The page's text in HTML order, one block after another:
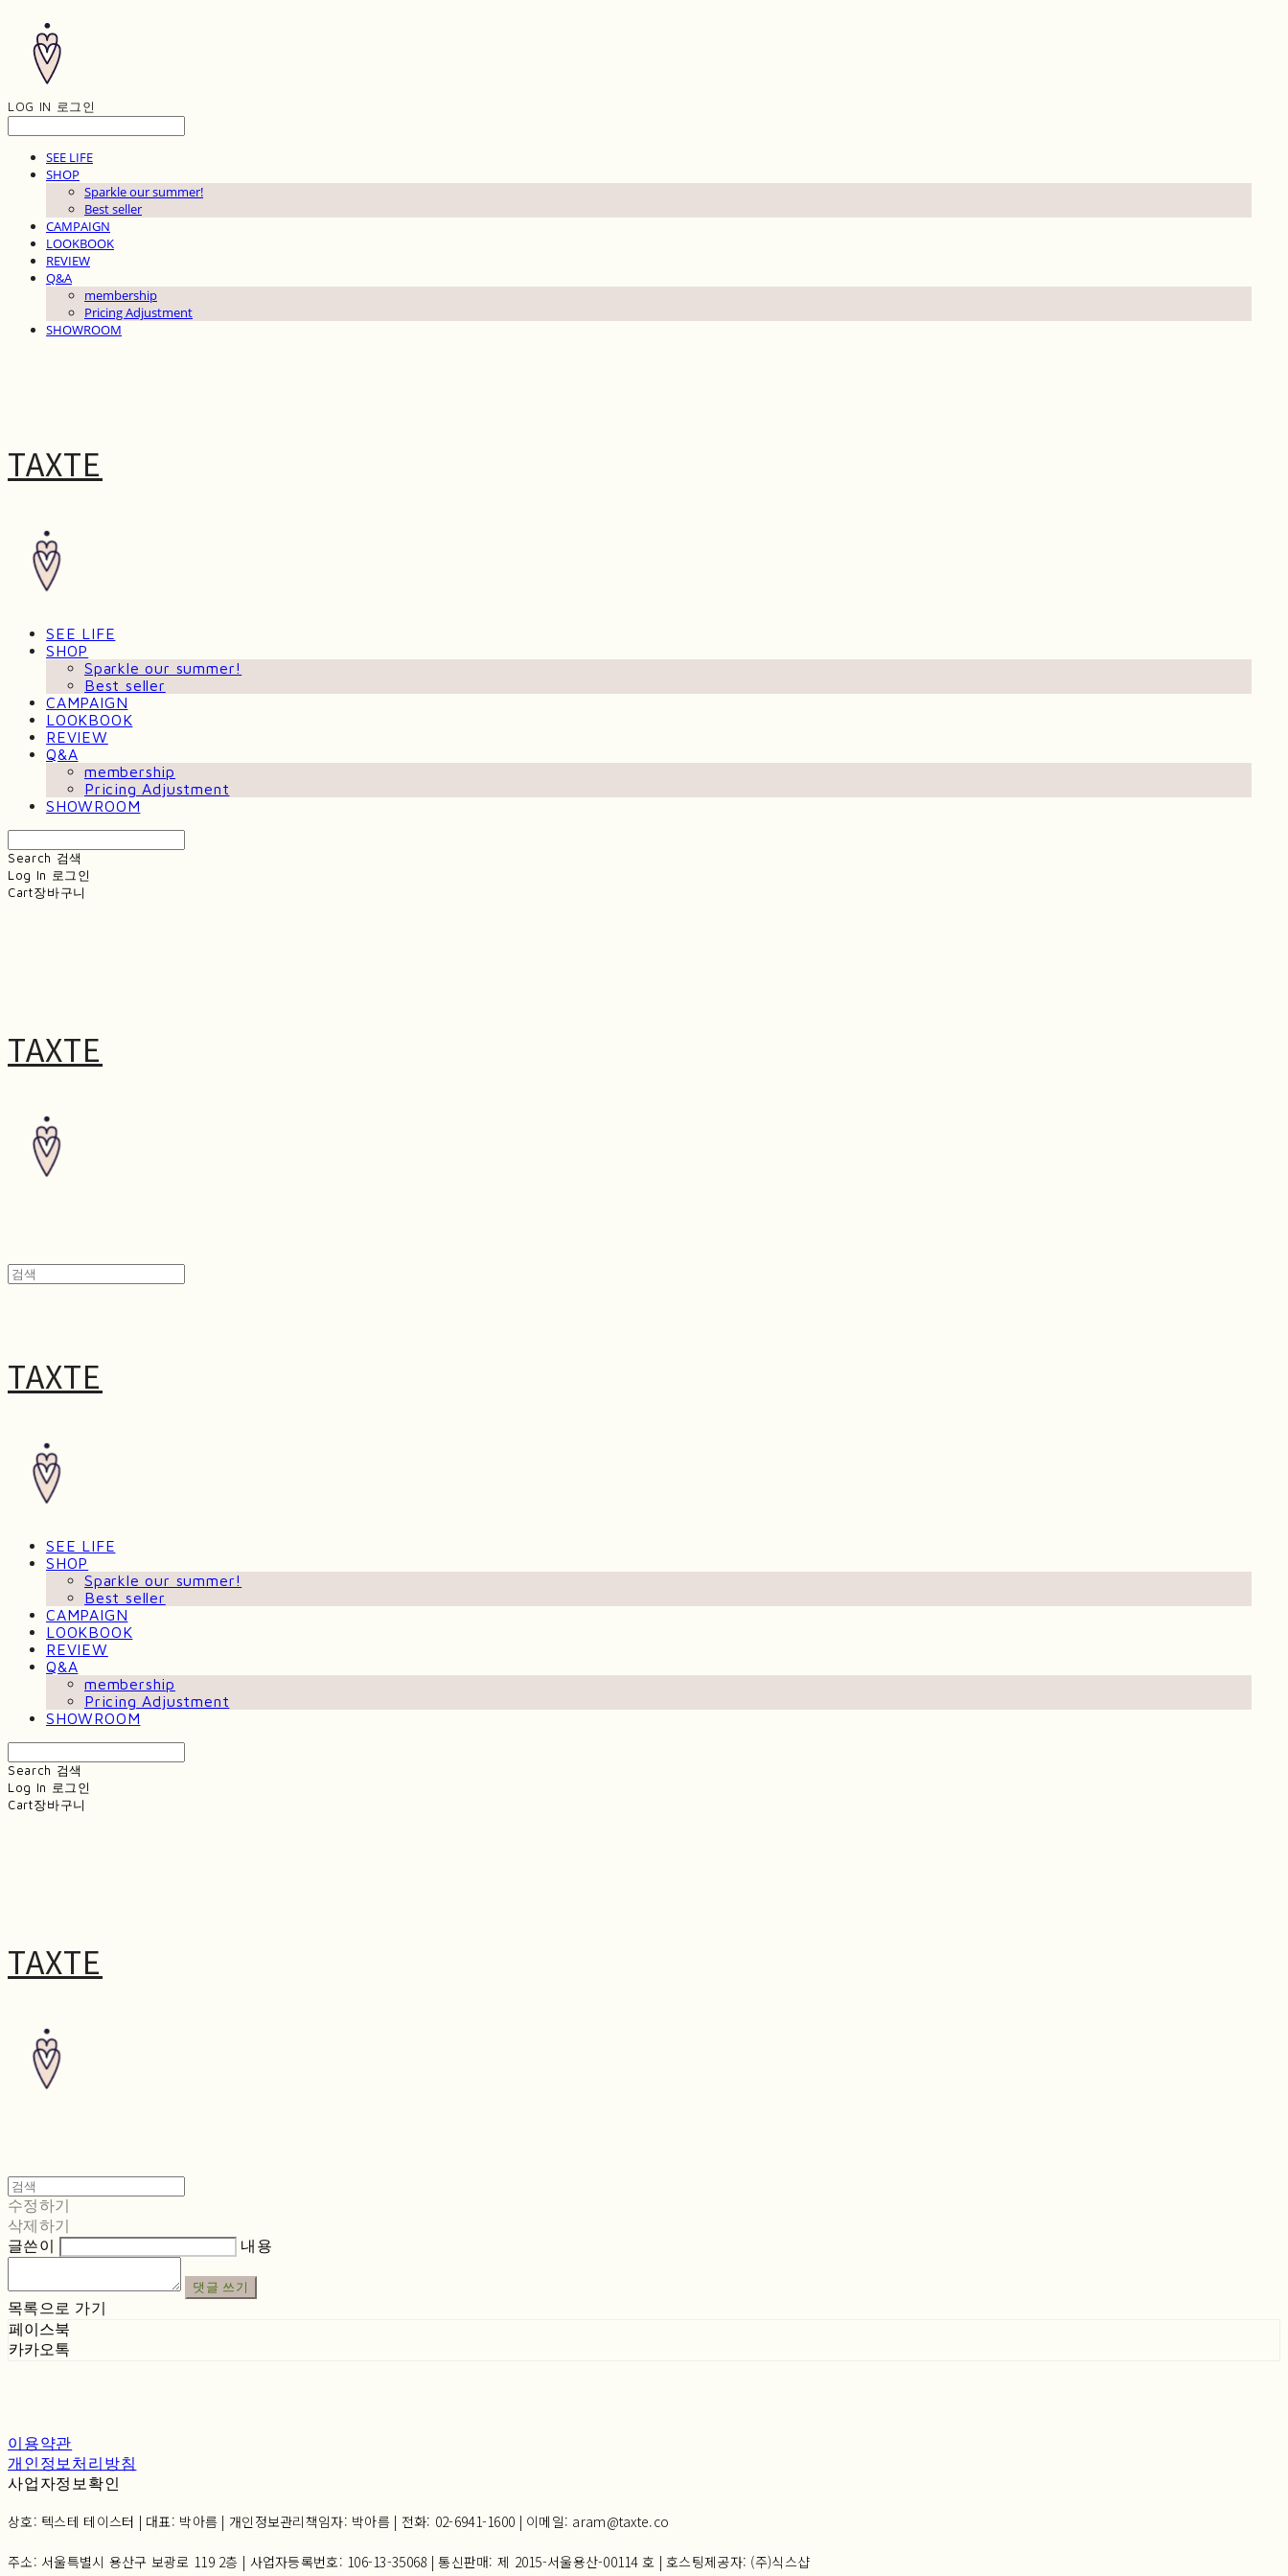
LOG IN 로그인
SEE LIFE
SHOP
Sparkle our summer!
Best seller
CAMPAIGN
LOOKBOOK
REVIEW
Q&A
membership
Pricing Adjustment
SHOWROOM
TAXTE
SEE LIFE
SHOP
Sparkle our summer!
Best seller
CAMPAIGN
LOOKBOOK
REVIEW
Q&A
membership
Pricing Adjustment
SHOWROOM
Search 검색
Log In 로그인
Cart장바구니
TAXTE
TAXTE
SEE LIFE
SHOP
Sparkle our summer!
Best seller
CAMPAIGN
LOOKBOOK
REVIEW
Q&A
membership
Pricing Adjustment
SHOWROOM
Search 검색
Log In 로그인
Cart장바구니
TAXTE
수정하기
삭제하기
글쓴이
내용
댓글 쓰기
목록으로 가기
페이스북
카카오톡
이용약관
개인정보처리방침
사업자정보확인
상호: 텍스테 테이스터 | 대표: 박아름 | 개인정보관리책임자: 박아름 | 전화: 02-6941-1600 | 이메일: aram@taxte.co
주소: 서울특별시 용산구 보광로 119 2층 | 사업자등록번호: 106-13-35068 | 통신판매: 제 2015-서울용산-00114 호 | 호스팅제공자: (주)식스샵